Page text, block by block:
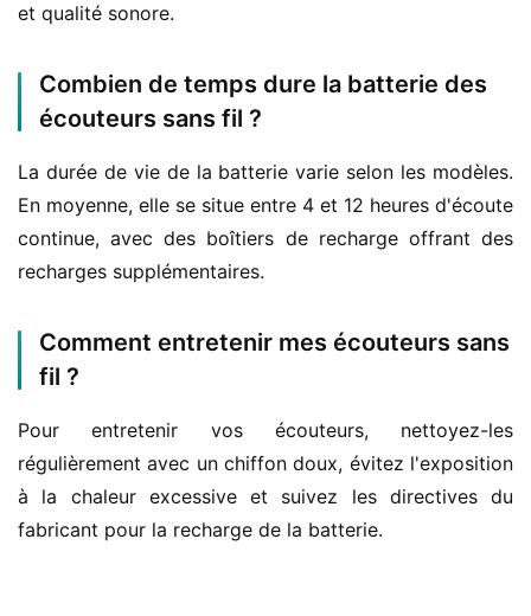
et qualité sonore.
Combien de temps dure la batterie des
écouteurs sans fil ?
La durée de vie de la batterie varie selon les modèles.
En moyenne, elle se situe entre 4 et 12 heures d'écoute
continue, avec des boîtiers de recharge offrant des
recharges supplémentaires.
Comment entretenir mes écouteurs sans
fil ?
Pour entretenir vos écouteurs, nettoyez-les
régulièrement avec un chiffon doux, évitez l'exposition
à la chaleur excessive et suivez les directives du
fabricant pour la recharge de la batterie.